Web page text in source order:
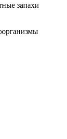
запахи